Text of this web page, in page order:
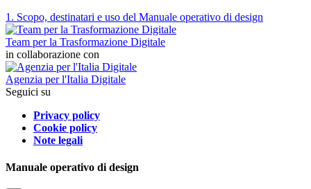
1. Scopo, destinatari e uso del Manuale operativo di design
Team per la Trasformazione Digitale
in collaborazione con
Agenzia per l'Italia Digitale
Seguici su
Privacy policy
Cookie policy
Note legali
Manuale operativo di design